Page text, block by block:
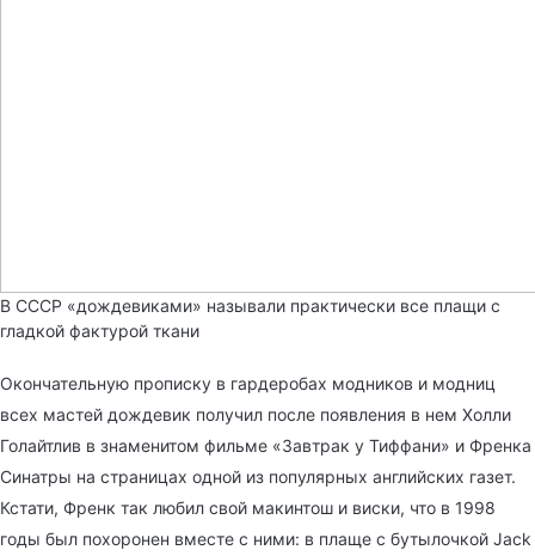
В СССР «дождевиками» называли практически все плащи с
гладкой фактурой ткани
Окончательную прописку в гардеробах модников и модниц
всех мастей дождевик получил после появления в нем Холли
Голайтлив в знаменитом фильме «Завтрак у Тиффани» и Френка
Синатры на страницах одной из популярных английских газет.
Кстати, Френк так любил свой макинтош и виски, что в 1998
годы был похоронен вместе с ними: в плаще с бутылочкой Jack